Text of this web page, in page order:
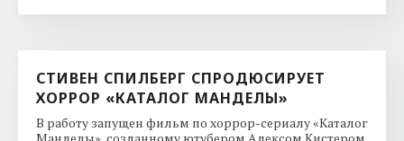
СТИВЕН СПИЛБЕРГ СПРОДЮСИРУЕТ
ХОРРОР «КАТАЛОГ МАНДЕЛЫ»
В работу запущен фильм по хоррор-сериалу «Каталог